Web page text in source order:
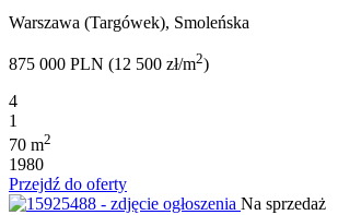
Warszawa (Targówek), Smoleńska
875 000 PLN (12 500 zł/m2)
4
1
70 m2
1980
Przejdź do oferty
Na sprzedaż